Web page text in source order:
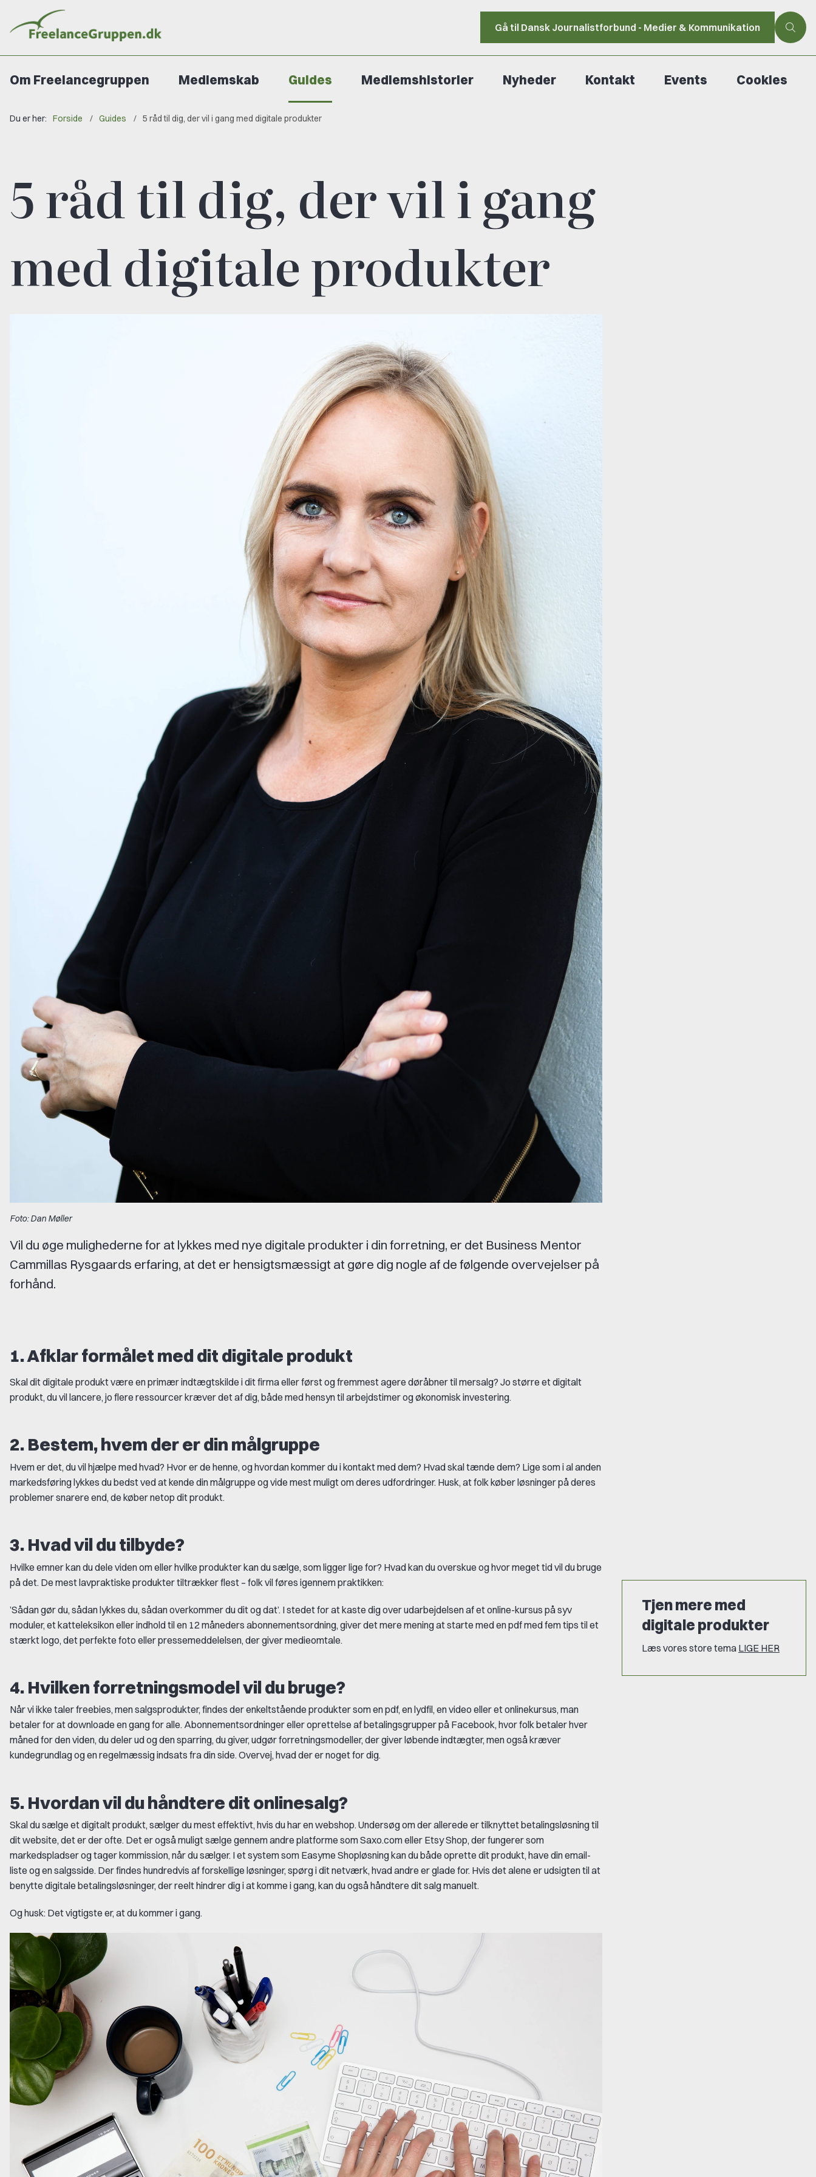
Gå til Dansk Journalistforbund - Medier & Kommunikation
Om Freelancegruppen Medlemskab Guides Medlemshistorier Nyheder Kontakt Events Cookies
Du er her: Forside Guides 5 råd til dig, der vil i gang med digitale produkter
5 råd til dig, der vil i gang
med digitale produkter
Foto: Dan Møller
Vil du øge mulighederne for at lykkes med nye digitale produkter i din forretning, er det Business Mentor
Cammillas Rysgaards erfaring, at det er hensigtsmæssigt at gøre dig nogle af de følgende overvejelser på
forhånd.
1. Afklar formålet med dit digitale produkt
Skal dit digitale produkt være en primær indtægtskilde i dit firma eller først og fremmest agere døråbner til mersalg? Jo større et digitalt
produkt, du vil lancere, jo flere ressourcer kræver det af dig, både med hensyn til arbejdstimer og økonomisk investering.
2. Bestem, hvem der er din målgruppe
Hvem er det, du vil hjælpe med hvad? Hvor er de henne, og hvordan kommer du i kontakt med dem? Hvad skal tænde dem? Lige som i al anden
markedsføring lykkes du bedst ved at kende din målgruppe og vide mest muligt om deres udfordringer. Husk, at folk køber løsninger på deres
problemer snarere end, de køber netop dit produkt.
3. Hvad vil du tilbyde?
Hvilke emner kan du dele viden om eller hvilke produkter kan du sælge, som ligger lige for? Hvad kan du overskue og hvor meget tid vil du bruge
på det. De mest lavpraktiske produkter tiltrækker flest – folk vil føres igennem praktikken:
’Sådan gør du, sådan lykkes du, sådan overkommer du dit og dat’. I stedet for at kaste dig over udarbejdelsen af et online-kursus på syv
moduler, et katteleksikon eller indhold til en 12 måneders abonnementsordning, giver det mere mening at starte med en pdf med fem tips til et
stærkt logo, det perfekte foto eller pressemeddelelsen, der giver medieomtale.
4. Hvilken forretningsmodel vil du bruge?
Når vi ikke taler freebies, men salgsprodukter, findes der enkeltstående produkter som en pdf, en lydfil, en video eller et onlinekursus, man
betaler for at downloade en gang for alle. Abonnementsordninger eller oprettelse af betalingsgrupper på Facebook, hvor folk betaler hver
måned for den viden, du deler ud og den sparring, du giver, udgør forretningsmodeller, der giver løbende indtægter, men også kræver
kundegrundlag og en regelmæssig indsats fra din side. Overvej, hvad der er noget for dig.
5. Hvordan vil du håndtere dit onlinesalg?
Skal du sælge et digitalt produkt, sælger du mest effektivt, hvis du har en webshop. Undersøg om der allerede er tilknyttet betalingsløsning til
dit website, det er der ofte. Det er også muligt sælge gennem andre platforme som Saxo.com eller Etsy Shop, der fungerer som
markedspladser og tager kommission, når du sælger. I et system som Easyme Shopløsning kan du både oprette dit produkt, have din email-
liste og en salgsside. Der findes hundredvis af forskellige løsninger, spørg i dit netværk, hvad andre er glade for. Hvis det alene er udsigten til at
benytte digitale betalingsløsninger, der reelt hindrer dig i at komme i gang, kan du også håndtere dit salg manuelt.
Og husk: Det vigtigste er, at du kommer i gang.
Tjen mere med
digitale produkter
Læs vores store tema LIGE HER